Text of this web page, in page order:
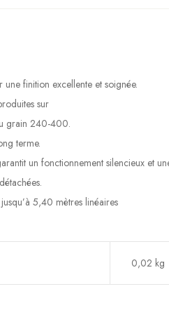
finition excellente et soignée.
sur
grain 240-400.
terme.
un fonctionnement silencieux et
5,40 mètres linéaires
0,02 kg